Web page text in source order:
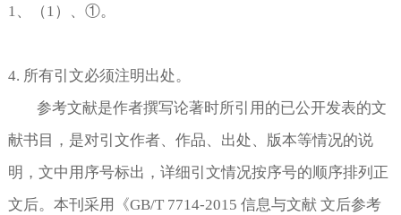
1、（1 ）、①。
4. 所有引文必须注明出处。
参考文献是作者撰写论著时所引用的已公开发表的文
献书目，是对引文作者、作品、出处、版本等情况的说
明，文中用序号标出，详细引文情况按序号的顺序排列正
文后。本刊采用《GB/T 7714-2015 信息与文献 文后参考